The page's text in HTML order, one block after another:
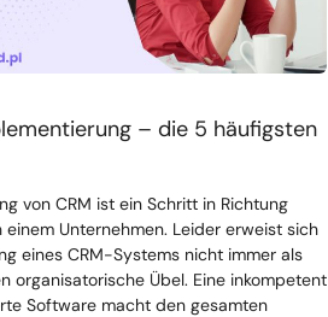
– die 5 häufigsten
von CRM ist ein Schritt in Richtung
einem Unternehmen. Leider erweist sich
eines CRM-Systems nicht immer als
organisatorische Übel. Eine inkompetent
Software macht den gesamten